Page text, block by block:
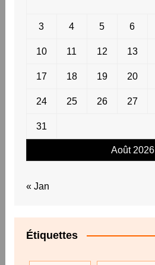
Août 2026
3 4 5 6
10 11 12 13
17 18 19 20
24 25 26 27
31
« Jan
Étiquettes